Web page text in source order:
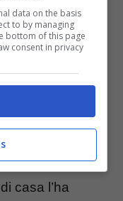
a terra l’ha
l’avrebbe
ha
ad urlare con
casa l’ha
data on the basis
to by managing
bottom of this page
consent in privacy